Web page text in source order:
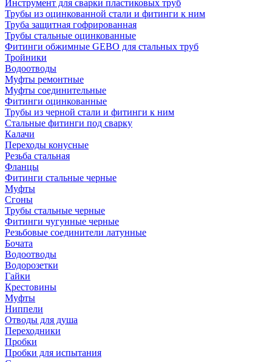
Инструмент для сварки пластиковых труб
Трубы из оцинкованной стали и фитинги к ним
Труба защитная гофрированная
Трубы стальные оцинкованные
Фитинги обжимные GEBO для стальных труб
Тройники
Водоотводы
Муфты ремонтные
Муфты соединительные
Фитинги оцинкованные
Трубы из черной стали и фитинги к ним
Стальные фитинги под сварку
Калачи
Переходы конусные
Резьба стальная
Фланцы
Фитинги стальные черные
Муфты
Сгоны
Трубы стальные черные
Фитинги чугунные черные
Резьбовые соединители латунные
Бочата
Водоотводы
Водорозетки
Гайки
Крестовины
Муфты
Ниппели
Отводы для душа
Переходники
Пробки
Пробки для испытания